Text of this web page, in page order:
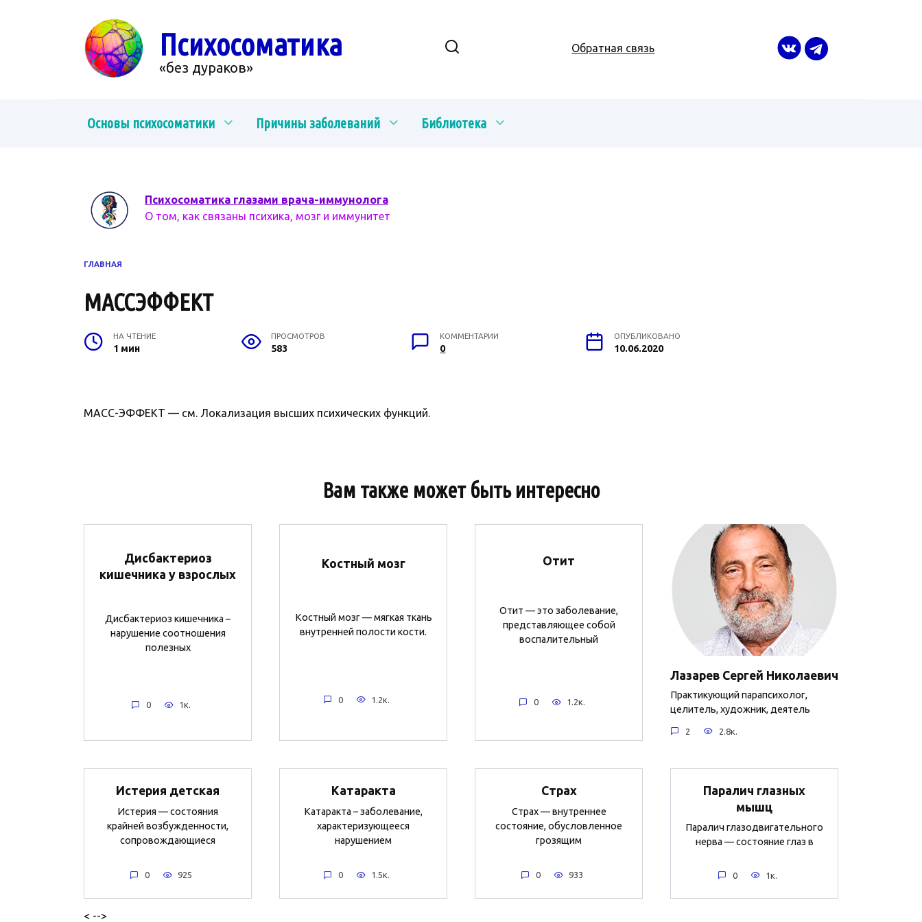
Психосоматика
«без дураков»
Обратная связь
Основы психосоматики Причины заболеваний Библиотека
Психосоматика глазами врача-иммунолога
О том, как связаны психика, мозг и иммунитет
ГЛАВНАЯ
МАССЭФФЕКТ
НА ЧТЕНИЕ
1 мин
ПРОСМОТРОВ
583
КОММЕНТАРИИ
0
ОПУБЛИКОВАНО
10.06.2020
МАСС-ЭФФЕКТ — см. Локализация высших психических функций.
Вам также может быть интересно
Дисбактериоз
кишечника у взрослых
Дисбактериоз кишечника –
нарушение соотношения
полезных
0 1к.
Костный мозг
Костный мозг — мягкая ткань
внутренней полости кости.
0 1.2к.
Отит
Отит — это заболевание,
представляющее собой
воспалительный
0 1.2к.
Лазарев Сергей Николаевич
Практикующий парапсихолог,
целитель, художник, деятель
2 2.8к.
Истерия детская
Истерия — состояния
крайней возбужденности,
сопровождающиеся
0 925
Катаракта
Катаракта – заболевание,
характеризующееся
нарушением
0 1.5к.
Страх
Страх — внутреннее
состояние, обусловленное
грозящим
0 933
Паралич глазных
мышц
Паралич глазодвигательного
нерва — состояние глаз в
0 1к.
< -->